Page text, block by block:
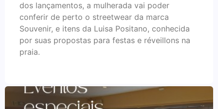
dos lançamentos, a mulherada vai poder
conferir de perto o streetwear da marca
Souvenir, e itens da Luisa Positano, conhecida
por suas propostas para festas e réveillons na
praia.